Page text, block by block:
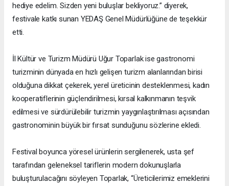
hediye edelim. Sizden yeni buluşlar bekliyoruz.” diyerek,
festivale katkı sunan YEDAŞ Genel Müdürlüğüne de teşekkür
etti.
İl Kültür ve Turizm Müdürü Uğur Toparlak ise gastronomi
turizminin dünyada en hızlı gelişen turizm alanlarından birisi
olduğuna dikkat çekerek, yerel üreticinin desteklenmesi, kadın
kooperatiflerinin güçlendirilmesi, kırsal kalkınmanın teşvik
edilmesi ve sürdürülebilir turizmin yaygınlaştırılması açısından
gastronominin büyük bir fırsat sunduğunu sözlerine ekledi.
Festival boyunca yöresel ürünlerin sergilenerek, usta şef
tarafından geleneksel tariflerin modern dokunuşlarla
buluşturulacağını söyleyen Toparlak, “Üreticilerimiz emeklerini